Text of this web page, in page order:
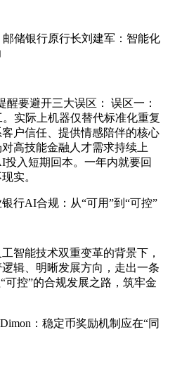
储银行原行长刘建军：智能化
醒要避开三大误区： 误区一：
实际上机器仅替代标准化重复
户信任、提供情感陪伴的核心
高技能金融人才需求持续上
入短期回本。一年内就要回
实。
行AI合规：从“可用”到“可控”
智能技术双重变革的背景下，
辑、明晰发展方向，走出一条
可控”的合规发展之路，筑牢金
：稳定币奖励机制应在“同